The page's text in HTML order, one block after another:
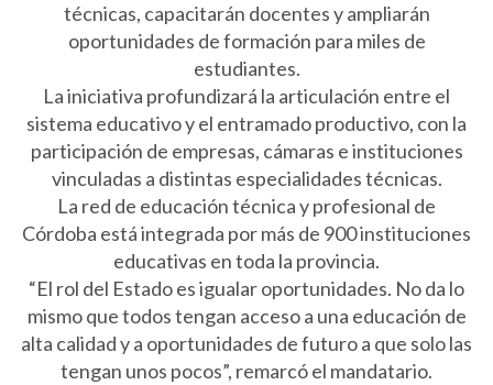
técnicas, capacitarán docentes y ampliarán
oportunidades de formación para miles de
estudiantes.
La iniciativa profundizará la articulación entre el
sistema educativo y el entramado productivo, con la
participación de empresas, cámaras e instituciones
vinculadas a distintas especialidades técnicas.
La red de educación técnica y profesional de
Córdoba está integrada por más de 900 instituciones
educativas en toda la provincia.
“El rol del Estado es igualar oportunidades. No da lo
mismo que todos tengan acceso a una educación de
alta calidad y a oportunidades de futuro a que solo las
tengan unos pocos”, remarcó el mandatario.